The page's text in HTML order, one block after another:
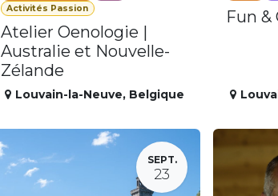
Activités Passion
Atelier Oenologie |
Australie et Nouvelle-
Zélande
Louvain-la-Neuve, Belgique
Fun &
SEPT.
23